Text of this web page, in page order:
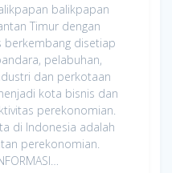
balikpapan
Timur dengan
berkembang disetiap
pelabuhan,
dan perkotaan
kota bisnis dan
perekonomian.
di Indonesia adalah
perekonomian.